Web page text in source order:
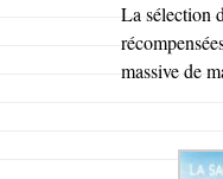
La sélection
massive de